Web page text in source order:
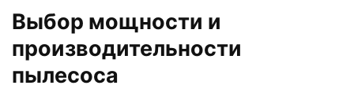
Выбор мощности и
производительности
пылесоса